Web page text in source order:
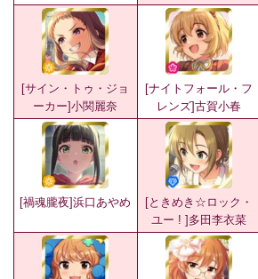
[サイン・トゥ・ジョ
ーカー]小関麗奈
[ナイトフォール・フ
レンズ]古賀小春
[禍魂朧夜]浜口あやめ
[ときめき☆ロック・
ユー ! ]多田李衣菜